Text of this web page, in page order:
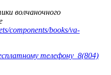
волчаночного
components/books/va-
телефону 8(804)